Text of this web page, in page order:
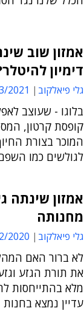
אמזון שוב
דימיון
גלי פיאלקוב 13:54
בלוגו - שעוצב
קופסת קרטון,
המוכר בצורת
לגולשים כמו
אמזון שינתה
מחנותה
גלי פיאלקוב 11:23
לא ברור האם
את תורת הגזע
מלא בהתייחסות
עדיין נמצא